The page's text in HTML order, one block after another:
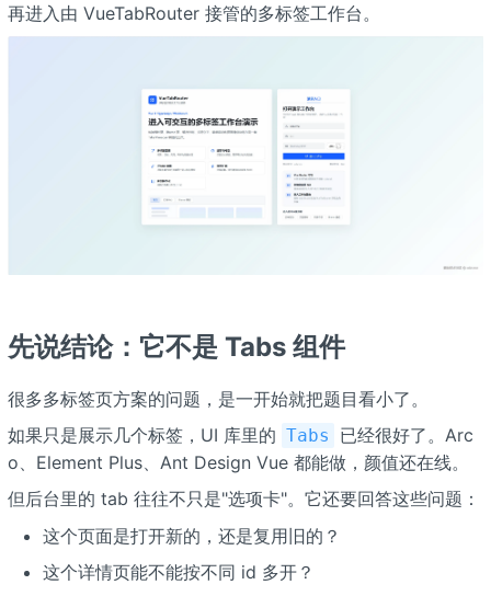
再进入由 VueTabRouter 接管的多标签工作台。
先说结论：它不是 Tabs 组件
很多多标签页方案的问题，是一开始就把题目看小了。
如果只是展示几个标签，UI 库里的 Tabs
已经很好了。Arc
o、Element Plus、Ant Design Vue 都能做，颜值还在线。
但后台里的 tab 往往不只是"选项卡"。它还要回答这些问题：
这个页面是打开新的，还是复用旧的？
这个详情页能不能按不同 id 多开？